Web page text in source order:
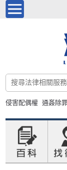
侵害配偶權 通姦除